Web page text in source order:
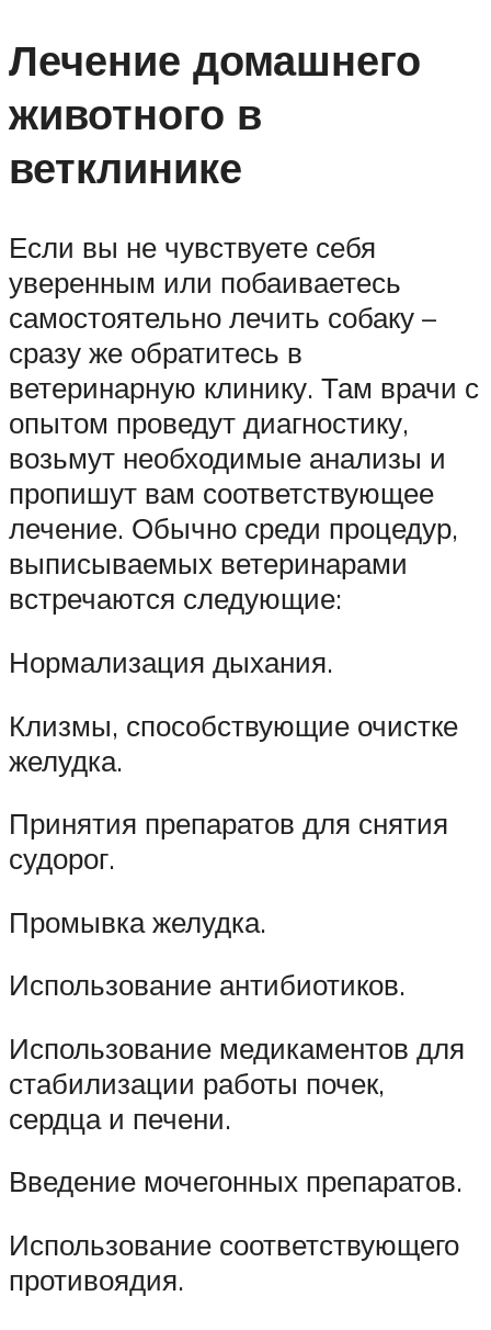
Лечение домашнего
животного в
ветклинике
Если вы не чувствуете себя
уверенным или побаиваетесь
самостоятельно лечить собаку –
сразу же обратитесь в
ветеринарную клинику. Там врачи с
опытом проведут диагностику,
возьмут необходимые анализы и
пропишут вам соответствующее
лечение. Обычно среди процедур,
выписываемых ветеринарами
встречаются следующие:
Нормализация дыхания.
Клизмы, способствующие очистке
желудка.
Принятия препаратов для снятия
судорог.
Промывка желудка.
Использование антибиотиков.
Использование медикаментов для
стабилизации работы почек,
сердца и печени.
Введение мочегонных препаратов.
Использование соответствующего
противоядия.